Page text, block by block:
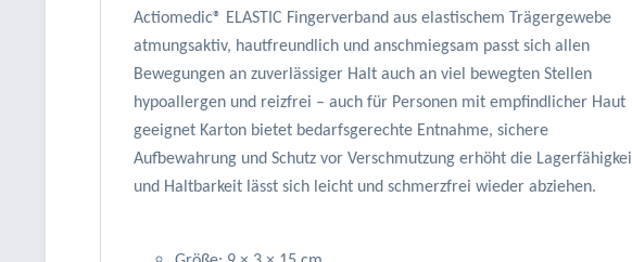
Actiomedic® ELASTIC Fingerverband aus elastischem Trägergewebe
atmungsaktiv, hautfreundlich und anschmiegsam passt sich allen
Bewegungen an zuverlässiger Halt auch an viel bewegten Stellen
hypoallergen und reizfrei – auch für Personen mit empfindlicher Haut
geeignet Karton bietet bedarfsgerechte Entnahme, sichere
Aufbewahrung und Schutz vor Verschmutzung erhöht die
und Haltbarkeit lässt sich leicht und schmerzfrei wieder abziehen.